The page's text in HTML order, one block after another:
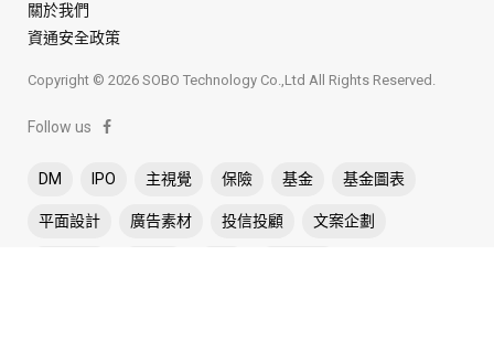
關於我們
資通安全政策
Copyright © 2026 SOBO Technology Co.,Ltd All Rights Reserved.
Follow us
DM IPO 主視覺 保險 基金 基金圖表
平面設計 廣告素材 投信投顧 文案企劃